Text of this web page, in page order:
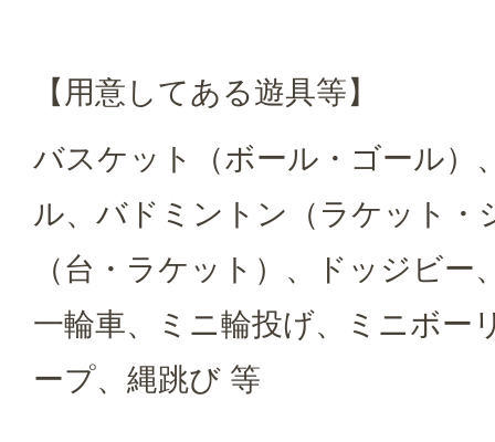
【用意してある遊具等】
バスケット（ボール・ゴール）
ル、バドミントン（ラケット・
（台・ラケット）、ドッジビ
一輪車、ミニ輪投げ、ミニボー
ープ、縄跳び 等